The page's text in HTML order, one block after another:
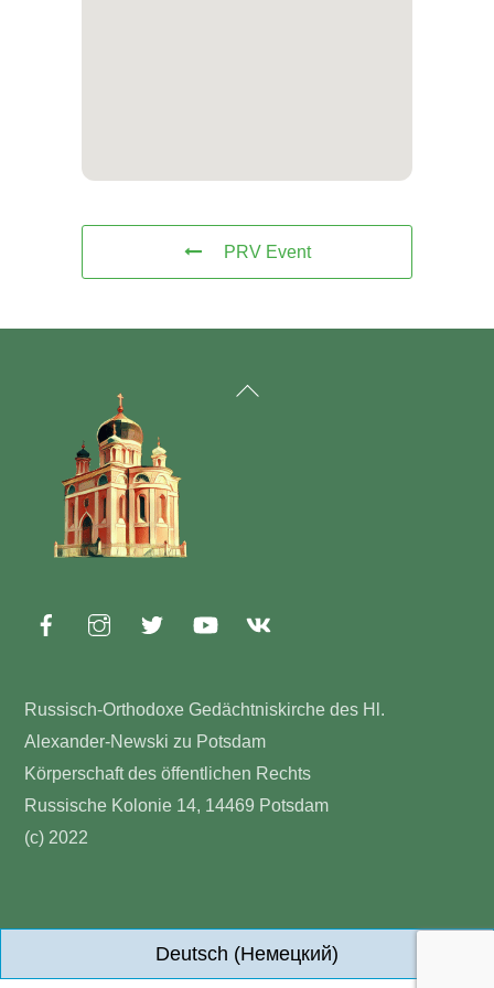
PRV Event
Back
Russisch-Orthodoxe Gedächtniskirche des Hl.
Alexander-Newski zu Potsdam
Körperschaft des öffentlichen Rechts
Russische Kolonie 14, 14469 Potsdam
(c) 2022
Deutsch (Немецкий)